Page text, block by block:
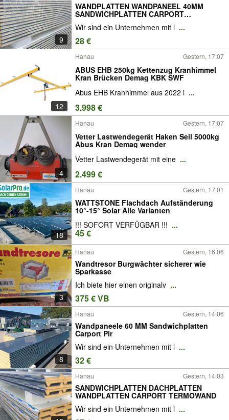
9
WANDPLATTEN WANDPANEEL 40MM
SANDWICHPLATTEN CARPORT
Wir sind ein Unternehmen mit l ...
28 €
12
Hanau Gestern, 17:07
ABUS EHB 250kg Kettenzug Kranhimmel
Kran Brücken Demag KBK SWF
Abus EHB Kranhimmel aus 2022 i ...
3.998 €
4
Hanau Gestern, 17:07
Vetter Lastwendegerät Haken Seil 5000kg
Abus Kran Demag wender
Vetter Lastwendegerät mit eine ...
2.499 €
18
Hanau Gestern, 17:01
WATTSTONE Flachdach Aufständerung
10°-15° Solar Alle Varianten
!!! SOFORT VERFÜGBAR !!! ...
45 €
3
Hanau Gestern, 16:06
Wandtresor Burgwächter sicherer wie
Sparkasse
Ich biete hier einen originalv ...
375 € VB
8
Hanau Gestern, 14:06
Wandpaneele 60 MM Sandwichplatten
Carport Pir
Wir sind ein Unternehmen mit l ...
32 €
Hanau Gestern, 14:03
SANDWICHPLATTEN DACHPLATTEN
WANDPLATTEN CARPORT TERMOWAND
Wir sind ein Unternehmen mit l ...